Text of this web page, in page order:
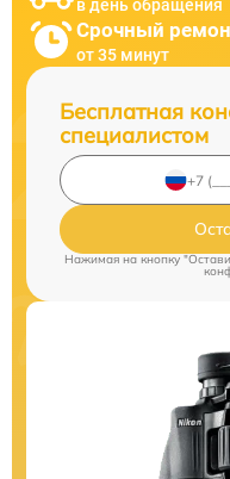
в день обращения
Срочный
от 35 минут
Бесплатная
специалистом
Нажимая на кнопку